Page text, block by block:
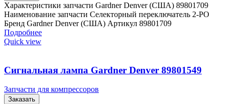
Характеристики запчасти Gardner Denver (США) 89801709
Наименование запчасти Селекторный переключатель 2-PO
Бренд Gardner Denver (США) Артикул 89801709
Подробнее
Quick view
Сигнальная лампа Gardner Denver 89801549
Запчасти для компрессоров
Заказать